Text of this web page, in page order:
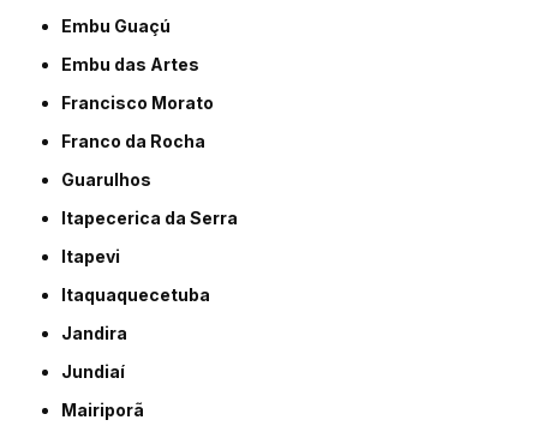
Embu Guaçú
Embu das Artes
Francisco Morato
Franco da Rocha
Guarulhos
Itapecerica da Serra
Itapevi
Itaquaquecetuba
Jandira
Jundiaí
Mairiporã